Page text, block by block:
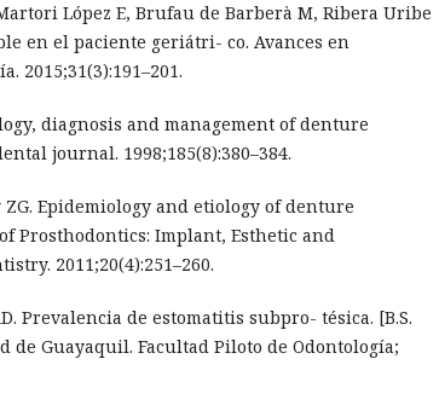
López E, Brufau de Barberà M, Ribera Uribe
en el paciente geriátri- co. Avances en
2015;31(3):191–201.
diagnosis and management of denture
journal. 1998;185(8):380–384.
ZG. Epidemiology and etiology of denture
Prosthodontics: Implant, Esthetic and
2011;20(4):251–260.
Prevalencia de estomatitis subpro- tésica. [B.S.
de Guayaquil. Facultad Piloto de Odontología;